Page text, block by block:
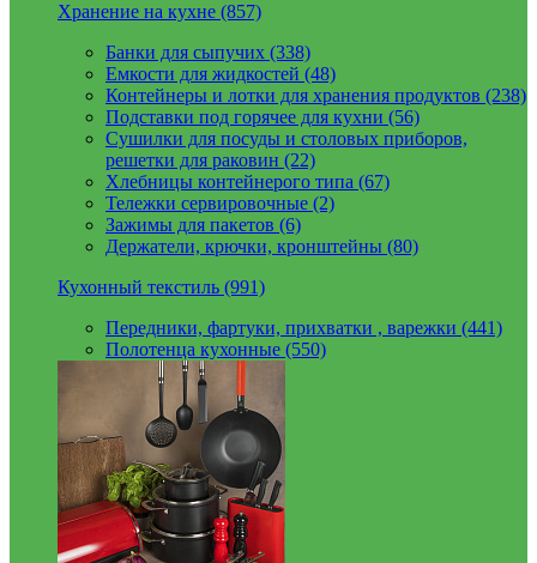
Хранение на кухне (857)
Банки для сыпучих (338)
Емкости для жидкостей (48)
Контейнеры и лотки для хранения продуктов (238)
Подставки под горячее для кухни (56)
Сушилки для посуды и столовых приборов,
решетки для раковин (22)
Хлебницы контейнерого типа (67)
Тележки сервировочные (2)
Зажимы для пакетов (6)
Держатели, крючки, кронштейны (80)
Кухонный текстиль (991)
Передники, фартуки, прихватки , варежки (441)
Полотенца кухонные (550)